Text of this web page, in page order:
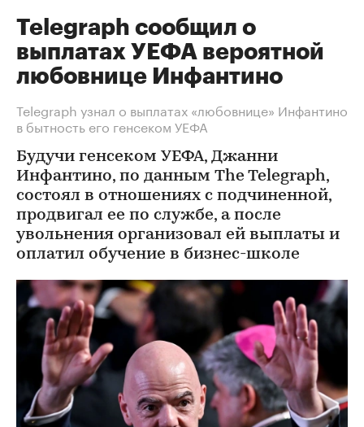
Telegraph сообщил о
выплатах УЕФА вероятной
любовнице Инфантино
Telegraph узнал о выплатах «любовнице» Инфантино
в бытность его генсеком УЕФА
Будучи генсеком УЕФА, Джанни
Инфантино, по данным The Telegraph,
состоял в отношениях с подчиненной,
продвигал ее по службе, а после
увольнения организовал ей выплаты и
оплатил обучение в бизнес-школе